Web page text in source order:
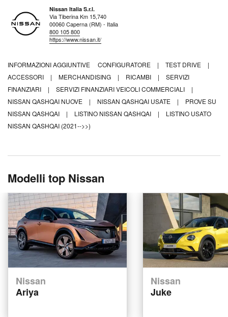
Nissan Italia S.r.l.
Via Tiberina Km 15,740
00060 Caperna (RM) - Italia
800 105 800
https://www.nissan.it/
INFORMAZIONI AGGIUNTIVE CONFIGURATORE | TEST DRIVE
|
ACCESSORI
| MERCHANDISING | RICAMBI |
SERVIZI
FINANZIARI
| SERVIZI FINANZIARI VEICOLI COMMERCIALI
|
NISSAN QASHQAI NUOVE
| NISSAN QASHQAI USATE |
PROVE SU
NISSAN QASHQAI
| LISTINO NISSAN QASHQAI |
LISTINO USATO
NISSAN QASHQAI (2021-->>)
Modelli top Nissan
Nissan
Ariya
Nissan
Juke